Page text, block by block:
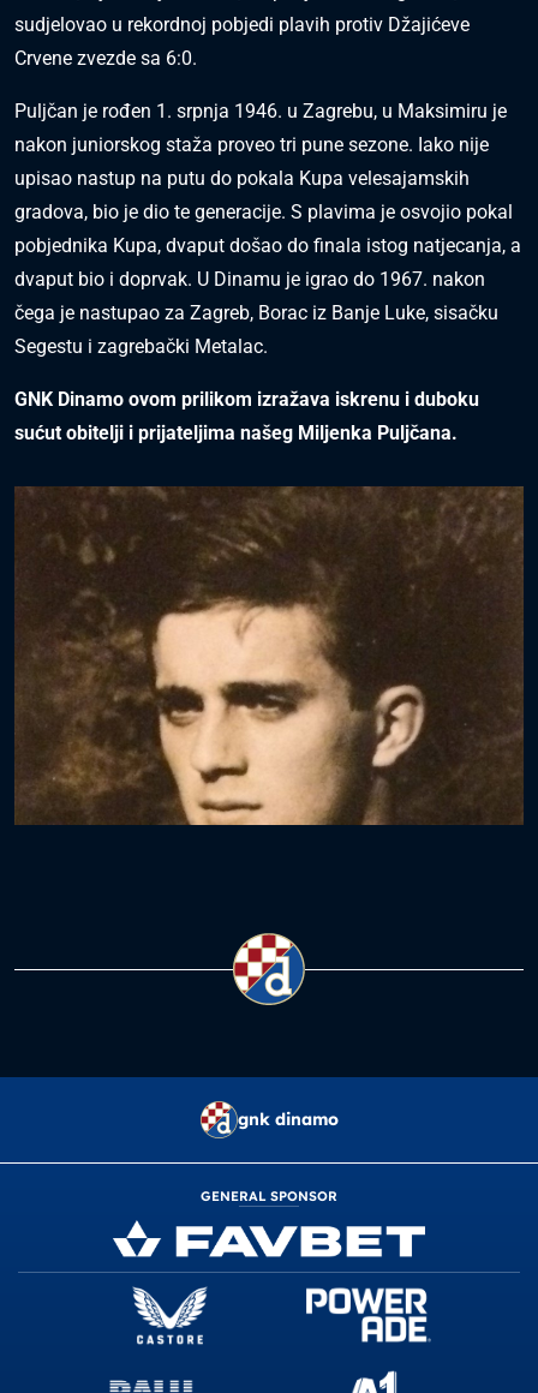
sudjelovao u rekordnoj pobjedi plavih protiv Džajićeve
Crvene zvezde sa 6:0.
Puljčan je rođen 1. srpnja 1946. u Zagrebu, u Maksimiru je
nakon juniorskog staža proveo tri pune sezone. Iako nije
upisao nastup na putu do pokala Kupa velesajamskih
gradova, bio je dio te generacije. S plavima je osvojio pokal
pobjednika Kupa, dvaput došao do finala istog natjecanja, a
dvaput bio i doprvak. U Dinamu je igrao do 1967. nakon
čega je nastupao za Zagreb, Borac iz Banje Luke, sisačku
Segestu i zagrebački Metalac.
GNK Dinamo ovom prilikom izražava iskrenu i duboku
sućut obitelji i prijateljima našeg Miljenka Puljčana.
gnk dinamo
GENERAL SPONSOR